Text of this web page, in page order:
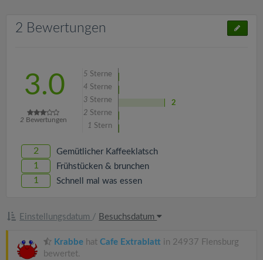
2 Bewertungen
3.0
2 Bewertungen
5 Sterne
4 Sterne
3 Sterne
2
2 Sterne
1 Stern
2 Gemütlicher Kaffeeklatsch
1 Frühstücken & brunchen
1 Schnell mal was essen
Einstellungsdatum / Besuchsdatum
Krabbe hat Cafe Extrablatt in 24937 Flensburg
bewertet.